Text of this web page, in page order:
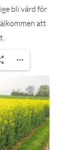
bli värd för
att